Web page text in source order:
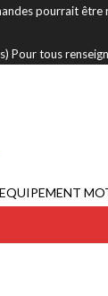
pourrait
Pour tous
EQUIPEMENT